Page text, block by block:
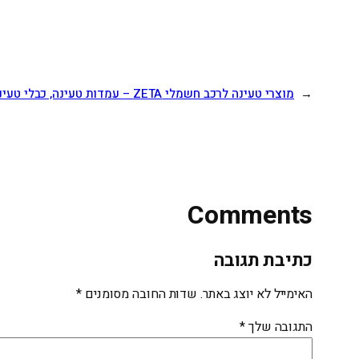
← מוצרי טעינה לרכב חשמלי ZETA – עמדות טעינה, כבלי טעינה ופתרונות EV
Comments
כתיבת תגובה
האימייל לא יוצג באתר. שדות החובה מסומנים *
התגובה שלך*